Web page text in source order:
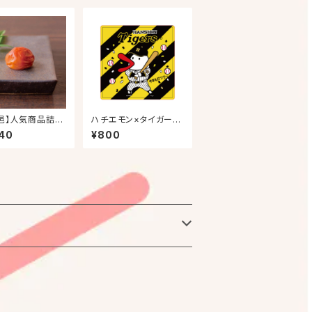
】人気商品詰め
梅あぶら・梅に
うす塩味梅干）
ハチエモン×タイガー
ス ハンドタオル
¥800